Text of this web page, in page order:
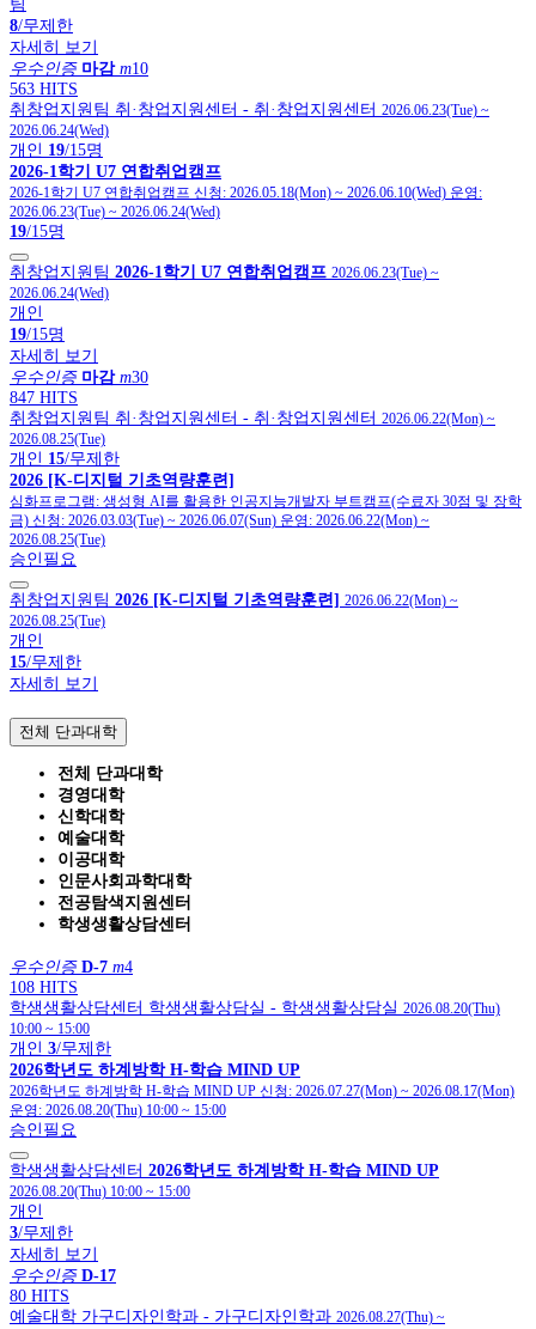
팀
8/무제한
자세히 보기
우수인증 마감 m10
563 HITS
취창업지원팀 취·창업지원센터 - 취·창업지원센터 2026.06.23(Tue) ~
2026.06.24(Wed)
개인 19/15명
2026-1학기 U7 연합취업캠프
2026-1학기 U7 연합취업캠프 신청: 2026.05.18(Mon) ~ 2026.06.10(Wed) 운영:
2026.06.23(Tue) ~ 2026.06.24(Wed)
19/15명
취창업지원팀 2026-1학기 U7 연합취업캠프 2026.06.23(Tue) ~
2026.06.24(Wed)
개인
19/15명
자세히 보기
우수인증 마감 m30
847 HITS
취창업지원팀 취·창업지원센터 - 취·창업지원센터 2026.06.22(Mon) ~
2026.08.25(Tue)
개인 15/무제한
2026 [K-디지털 기초역량훈련]
심화프로그램: 생성형 AI를 활용한 인공지능개발자 부트캠프(수료자 30점 및 장학
금) 신청: 2026.03.03(Tue) ~ 2026.06.07(Sun) 운영: 2026.06.22(Mon) ~
2026.08.25(Tue)
승인필요
취창업지원팀 2026 [K-디지털 기초역량훈련] 2026.06.22(Mon) ~
2026.08.25(Tue)
개인
15/무제한
자세히 보기
전체 단과대학
전체 단과대학
경영대학
신학대학
예술대학
이공대학
인문사회과학대학
전공탐색지원센터
학생생활상담센터
우수인증 D-7 m4
108 HITS
학생생활상담센터 학생생활상담실 - 학생생활상담실 2026.08.20(Thu)
10:00 ~ 15:00
개인 3/무제한
2026학년도 하계방학 H-학습 MIND UP
2026학년도 하계방학 H-학습 MIND UP 신청: 2026.07.27(Mon) ~ 2026.08.17(Mon)
운영: 2026.08.20(Thu) 10:00 ~ 15:00
승인필요
학생생활상담센터 2026학년도 하계방학 H-학습 MIND UP
2026.08.20(Thu) 10:00 ~ 15:00
개인
3/무제한
자세히 보기
우수인증 D-17
80 HITS
예술대학 가구디자인학과 - 가구디자인학과 2026.08.27(Thu) ~